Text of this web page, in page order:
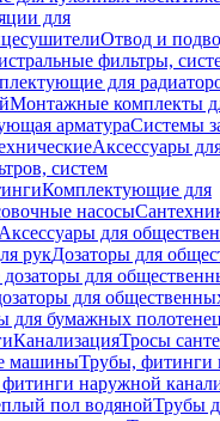
для
Отвод и
фильтры,
для
Монтажные комплекты
арматураСистемы
Аксессуары
систем
Комплектующие для
насосы
Аксессуары для
рукДозаторы для
для
для
для бумажных полотенец
КанализацияТросы
машиныТрубы, фитинги
наружной
пол водянойТрубы